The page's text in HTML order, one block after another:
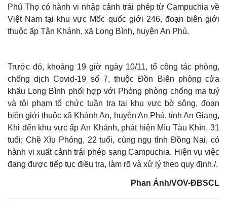
Phú Thọ có hành vi nhập cảnh trái phép từ Campuchia về
Việt Nam tại khu vực Mốc quốc giới 246, đoạn biên giới
thuộc ấp Tân Khánh, xã Long Bình, huyện An Phú.
Trước đó, khoảng 19 giờ ngày 10/11, tổ công tác phòng,
chống dịch Covid-19 số 7, thuộc Đồn Biên phòng cửa
khẩu Long Bình phối hợp với Phòng phòng chống ma tuý
và tội phạm tổ chức tuần tra tại khu vực bờ sông, đoạn
biên giới thuộc xã Khánh An, huyện An Phú, tỉnh An Giang,
Khi đến khu vực ấp An Khánh, phát hiện Mìu Tàu Khìn, 31
tuổi; Chề Xìu Phóng, 22 tuổi, cùng ngụ tỉnh Đồng Nai, có
hành vi xuất cảnh trái phép sang Campuchia. Hiện vụ việc
đang được tiếp tục điều tra, làm rõ và xử lý theo quy định./.
Phan Ánh/VOV-ĐBSCL